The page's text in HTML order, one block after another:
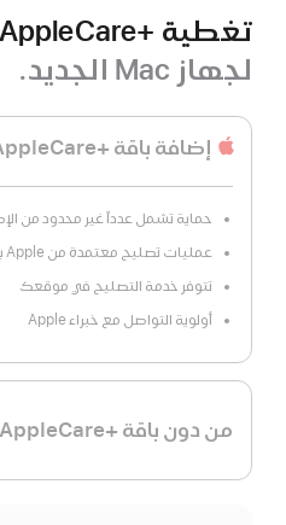
تغطية +AppleCare.
لجهاز Mac الجديد.
إضافة باقة +AppleCare
حماية تشمل عدداً غير محدود من
عمليات تصليح معتمدة من Apple باستخدام قطع Apple أصلية
تتوفر خدمة التصليح في موقعك
أولوية التواصل مع خبراء Apple
من دون باقة +AppleCare